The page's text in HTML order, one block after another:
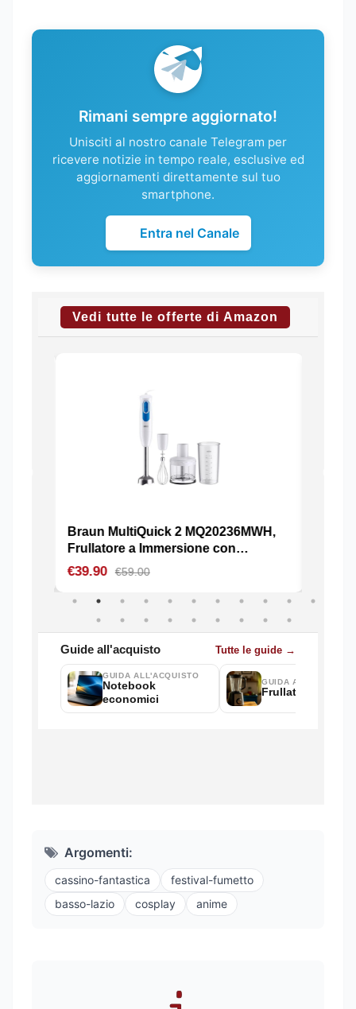
Rimani sempre aggiornato!
Unisciti al nostro canale Telegram per
ricevere notizie in tempo reale, esclusive ed
aggiornamenti direttamente sul tuo
smartphone.
Entra nel Canale
Argomenti:
cassino-fantastica
festival-fumetto
basso-lazio
cosplay anime